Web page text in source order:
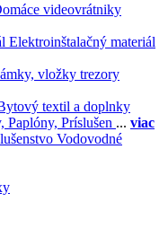
videovrátniky
Elektroinštalačný materiál
vložky trezory
textil a doplnky
Paplóny, Príslušen ... viac
Vodovodné